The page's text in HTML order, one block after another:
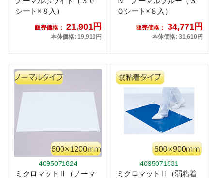
シート×８入）
販売価格： 21,901円
本体価格: 19,910円
０シート×８入）
販売価格： 34,771円
本体価格: 31,610円
4095071824
ミクロマットⅡ（ノーマ
4095071831
ミクロマットⅡ（弱粘着